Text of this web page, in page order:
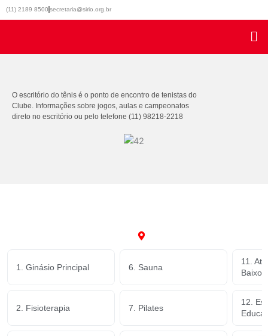
para
(11) 2189 8500 secretaria@sirio.org.br
O escritório do tênis é o ponto de encontro de tenistas do
Clube. Informações sobre jogos, aulas e campeonatos
direto no escritório ou pelo telefone (11) 98218-2218
1. Ginásio Principal
2. Fisioterapia
6. Sauna
7. Pilates
11.
Baixo
12.